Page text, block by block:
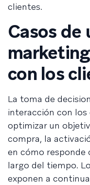
clientes.
Casos de
con los
La toma de
interacción con
optimizar un
compra, la
en cómo responde
largo del tiempo.
exponen a